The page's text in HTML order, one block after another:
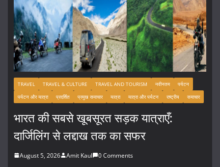
TRAVEL TRAVEL & CULTURE TRAVEL AND TOURISM नवीनतम
पर्यटन
पर्यटन और यात्रा
प्रदर्शित प्रमुख समाचार यात्रा यात्रा और पर्यटन राष्ट्रीय समाचार
भारत की सबसे खूबसूरत सड़क यात्राएँ:
दार्जिलिंग से लद्दाख तक का सफर
August 5, 2026 Amit Kaul 0 Comments